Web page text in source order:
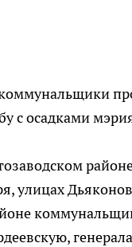
с осадками
улицах